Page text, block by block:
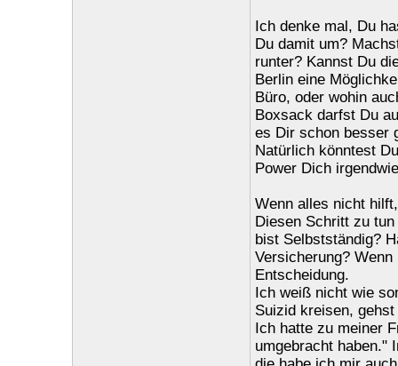
Ich denke mal, Du
Du damit um?
runter? Kannst Du
Berlin eine
Büro, oder wohin
Boxsack darfst Du
es Dir schon besser
Natürlich könntest
Power Dich
Wenn alles nicht
Diesen Schritt zu
bist Selbstständig?
Versicherung?
Entscheidung.
Ich weiß nicht wie
Suizid kreisen,
Ich hatte zu meiner
umgebracht haben."